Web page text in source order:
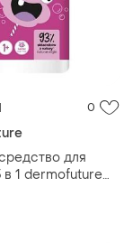
0
для
в 1 dermofuture
500 мл (liv322701)